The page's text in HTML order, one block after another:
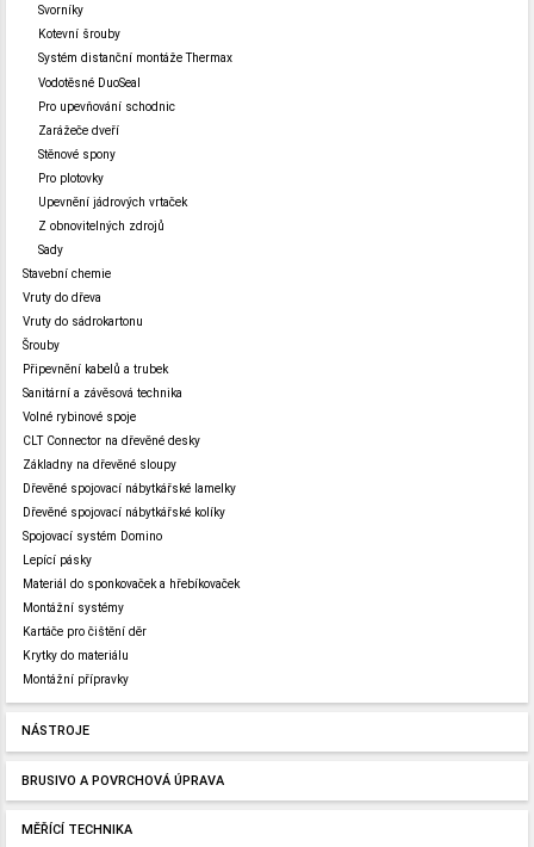
Svorníky
Kotevní šrouby
Systém distanční montáže Thermax
Vodotěsné DuoSeal
Pro upevňování schodnic
Zarážeče dveří
Stěnové spony
Pro plotovky
Upevnění jádrových vrtaček
Z obnovitelných zdrojů
Sady
Stavební chemie
Vruty do dřeva
Vruty do sádrokartonu
Šrouby
Připevnění kabelů a trubek
Sanitární a závěsová technika
Volné rybinové spoje
CLT Connector na dřevěné desky
Základny na dřevěné sloupy
Dřevěné spojovací nábytkářské lamelky
Dřevěné spojovací nábytkářské kolíky
Spojovací systém Domino
Lepící pásky
Materiál do sponkovaček a hřebíkovaček
Montážní systémy
Kartáče pro čištění děr
Krytky do materiálu
Montážní přípravky
NÁSTROJE
BRUSIVO A POVRCHOVÁ ÚPRAVA
MĚŘÍCÍ TECHNIKA